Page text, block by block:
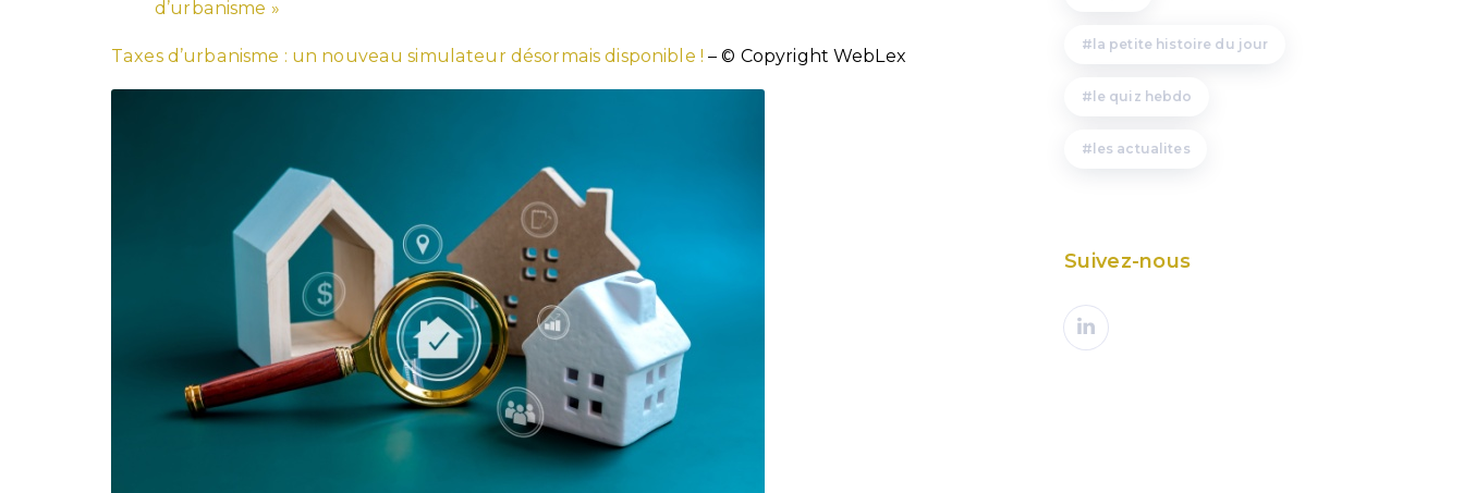
d’urbanisme »
Taxes d’urbanisme : un nouveau simulateur désormais disponible ! – © Copyright WebLex
la petite histoire du jour
le quiz hebdo
les actualites
Suivez-nous